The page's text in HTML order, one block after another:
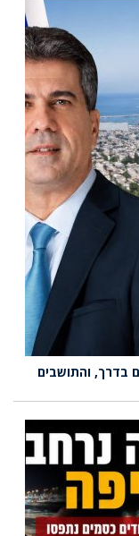
בדרך, והתושבים